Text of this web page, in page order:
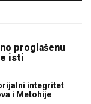
proglašenu
isti
integritet
i Metohije